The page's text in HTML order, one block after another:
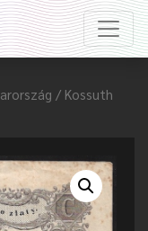
/ Kossuth